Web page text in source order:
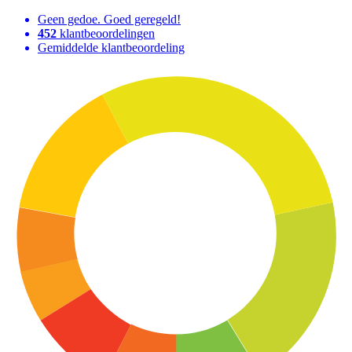
Geen gedoe. Goed geregeld!
452 klantbeoordelingen
Gemiddelde klantbeoordeling